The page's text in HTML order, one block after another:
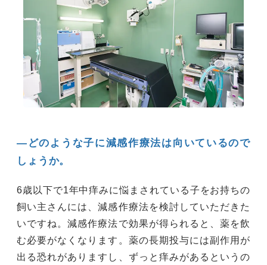
―どのような子に減感作療法は向いているので
しょうか。
6歳以下で1年中痒みに悩まされている子をお持ちの
飼い主さんには、減感作療法を検討していただきた
いですね。減感作療法で効果が得られると、薬を飲
む必要がなくなります。薬の長期投与には副作用が
出る恐れがありますし、ずっと痒みがあるというの